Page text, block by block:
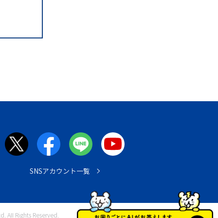
SNSアカウント一覧
All Rights Reserved.